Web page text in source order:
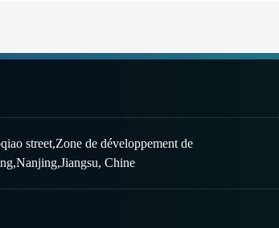
street,Zone de développement de
,Nanjing,Jiangsu, Chine